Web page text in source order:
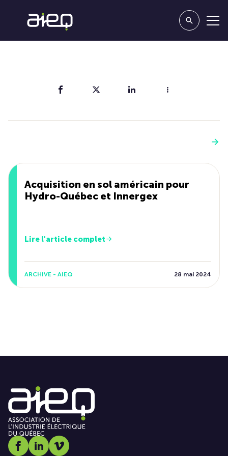
Acquisition en sol américain pour
Hydro-Québec et Innergex
Lire l'article complet
ARCHIVE - AIEQ 28 mai 2024
Social media link icon-facebook
Social media link icon-linkedin
Social media link icon-vimeo